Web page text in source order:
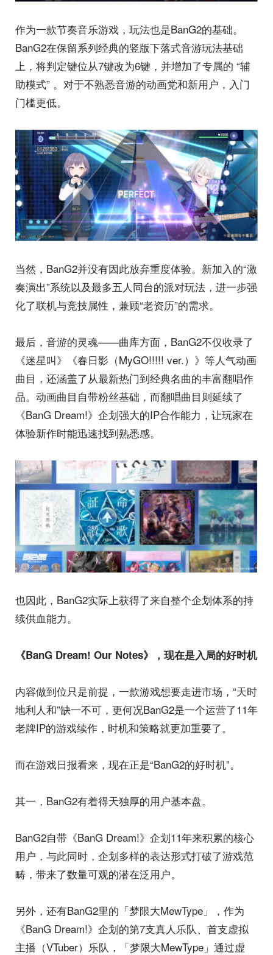
作为一款节奏音乐游戏，玩法也是BanG2的基础。
BanG2在保留系列经典的竖版下落式音游玩法基础
上，将判定键位从7键改为6键，并增加了专属的 “辅
助模式” 。对于不熟悉音游的动画党和新用户，入门
门槛更低。
当然，BanG2并没有因此放弃重度体验。新加入的“激
奏演出”系统以及最多五人同台的派对玩法，进一步强
化了联机与竞技属性，兼顾“老资历”的需求。
最后，音游的灵魂——曲库方面，BanG2不仅收录了
《迷星叫》《春日影（MyGO!!!!! ver.）》等人气动画
曲目，还涵盖了从最新热门到经典名曲的丰富翻唱作
品。动画曲目自带粉丝基础，而翻唱曲目则延续了
《BanG Dream!》企划强大的IP合作能力，让玩家在
体验新作时能迅速找到熟悉感。
也因此，BanG2实际上获得了来自整个企划体系的持
续供血能力。
《BanG Dream! Our Notes》，现在是入局的好时机
内容做到位只是前提，一款游戏想要走进市场，“天时
地利人和”缺一不可，更何况BanG2是一个运营了11年
老牌IP的游戏续作，时机和策略就更加重要了。
而在游戏日报看来，现在正是“BanG2的好时机”。
其一，BanG2有着得天独厚的用户基本盘。
BanG2自带《BanG Dream!》企划11年来积累的核心
用户，与此同时，企划多样的表达形式打破了游戏范
畴，带来了数量可观的潜在泛用户。
另外，还有BanG2里的「梦限大MewType」，作为
《BanG Dream!》企划的第7支真人乐队、首支虚拟
主播（VTuber）乐队，「梦限大MewType」通过虚